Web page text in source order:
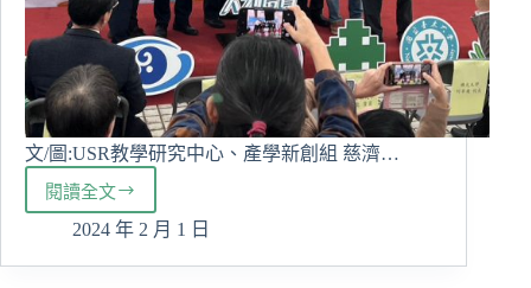
文/圖:USR教學研究中心、產學新創組 慈濟…
閱讀全文
慈
濟
2024 年 2 月 1 日